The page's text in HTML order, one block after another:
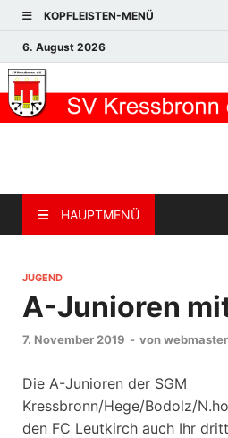
KOPFLEISTEN-MENÜ
6. August 2026
HAUPTMENÜ
JUGEND
A-Junioren
7. November 2019 - vonwebmaster
Die A-Junioren der SGM
Kressbronn/Hege/Bodolz/
den FC Leutkirch auch Ihr